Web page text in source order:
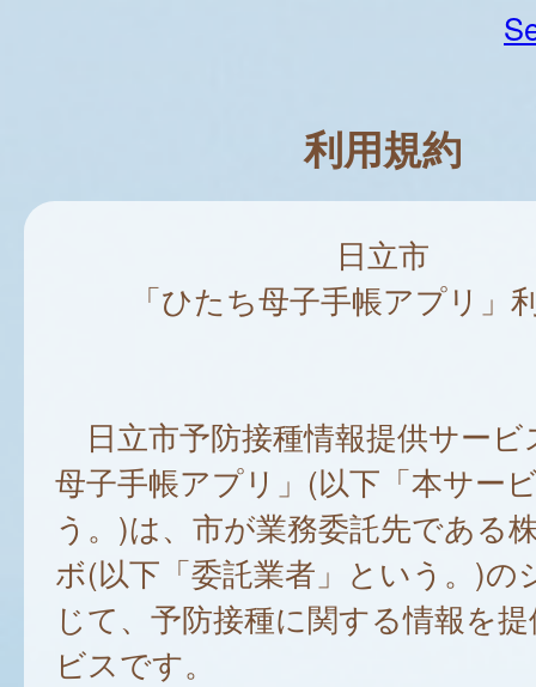
利用規約
日立市
「ひたち母子手帳アプリ」
日立市予防接種情報提供サービ
母子手帳アプリ」(以下「本サー
う。)は、市が業務委託先である
ボ(以下「委託業者」という。)の
じて、予防接種に関する情報を
ビスです。